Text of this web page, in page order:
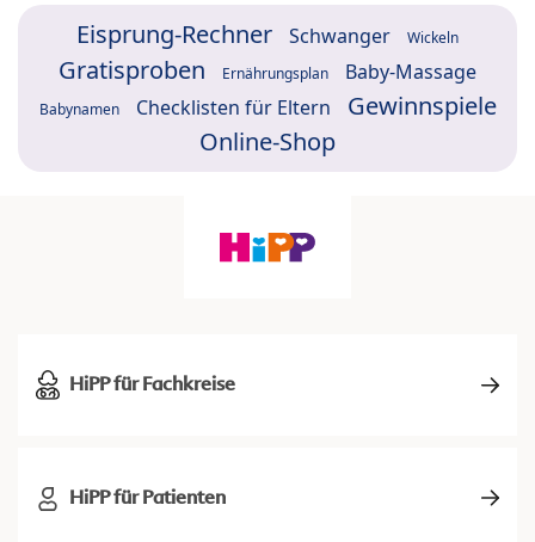
Eisprung-Rechner Schwanger Wickeln
Gratisproben Ernährungsplan Baby-Massage
Babynamen Checklisten für Eltern
Gewinnspiele
Online-Shop
HiPP für Fachkreise
HiPP für Patienten